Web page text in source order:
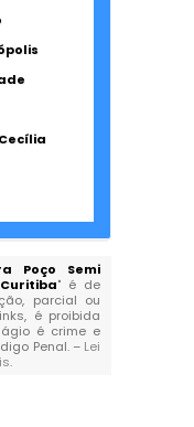
Poço Semi
" é de
parcial ou
é proibida
é crime e
Penal. – Lei
.